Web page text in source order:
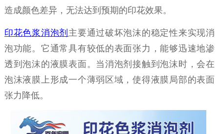
造成颜色差异，无法达到预期的印花效果。
印花色浆消泡剂 主要通过破坏泡沫的稳定性来实现消
泡功能。它通常具有较低的表面张力，能够迅速地渗
透到泡沫的液膜表面。当消泡剂接触到泡沫时，会在
泡沫液膜上形成一个薄弱区域，使得液膜局部的表面
张力降低。